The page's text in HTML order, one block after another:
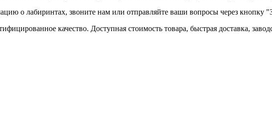
о лабиринтах, звоните нам или отправляйте ваши вопросы через кнопку
качество. Доступная стоимость товара, быстрая доставка,